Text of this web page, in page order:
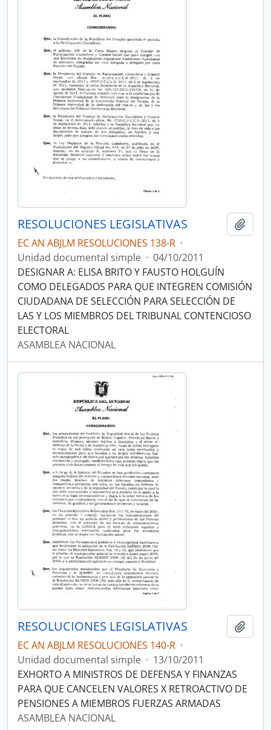
RESOLUCIONES LEGISLATIVAS
EC AN ABJLM RESOLUCIONES 138-R ·
Unidad documental simple · 04/10/2011
DESIGNAR A: ELISA BRITO Y FAUSTO HOLGUÍN
COMO DELEGADOS PARA QUE INTEGREN COMISIÓN
CIUDADANA DE SELECCIÓN PARA SELECCIÓN DE
LAS Y LOS MIEMBROS DEL TRIBUNAL CONTENCIOSO
ELECTORAL
ASAMBLEA NACIONAL
RESOLUCIONES LEGISLATIVAS
EC AN ABJLM RESOLUCIONES 140-R ·
Unidad documental simple · 13/10/2011
EXHORTO A MINISTROS DE DEFENSA Y FINANZAS
PARA QUE CANCELEN VALORES X RETROACTIVO DE
PENSIONES A MIEMBROS FUERZAS ARMADAS
ASAMBLEA NACIONAL